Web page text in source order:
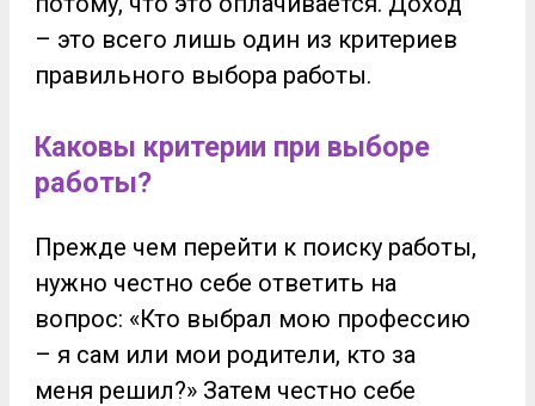
– это всего лишь один из критериев
правильного выбора работы.
Каковы критерии при выборе
работы?
Прежде чем перейти к поиску работы,
нужно честно себе ответить на
вопрос: «Кто выбрал мою профессию
– я сам или мои родители, кто за
меня решил?» Затем честно себе